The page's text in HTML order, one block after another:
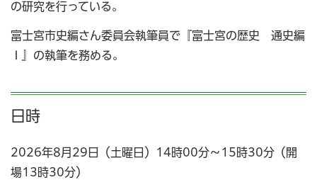
の研究を行っている。
富士宮市史編さん委員会執筆員で『富士宮の歴史 通史編
Ⅰ』の執筆を務める。
日時
2026年8月29日（土曜日）14時00分～15時30分（開
場13時30分）